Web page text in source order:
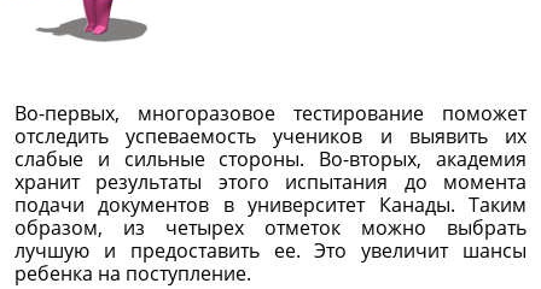
Во-первых, многоразовое тестирование поможет
отследить успеваемость учеников и выявить их
слабые и сильные стороны. Во-вторых, академия
хранит результаты этого испытания до момента
подачи документов в университет Канады. Таким
образом, из четырех отметок можно выбрать
лучшую и предоставить ее. Это увеличит шансы
ребенка на поступление.